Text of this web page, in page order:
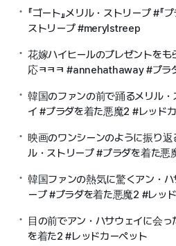
『ゴート』メリル・ストリープ #『
ストリープ #merylstreep
花嫁ハイヒールのプレゼントをも
応ㅋㅋㅋ #annehathaway #プラ
韓国のファンの前で踊るメリル・
イ #プラダを着た悪魔2 #レッド
映画のワンシーンのように振り返
ル・ストリープ #プラダを着た悪
韓国ファンの熱気に驚くアン・ハ
ープ #プラダを着た悪魔2 #レッ
目の前でアン・ハサウェイに会
を着た2 #レッドカーペット